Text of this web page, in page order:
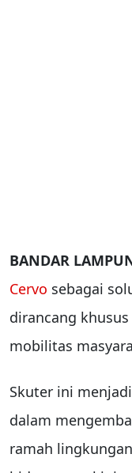
BANDAR
Cervo sebagai
dirancang
mobilitas
Skuter ini
dalam
ramah